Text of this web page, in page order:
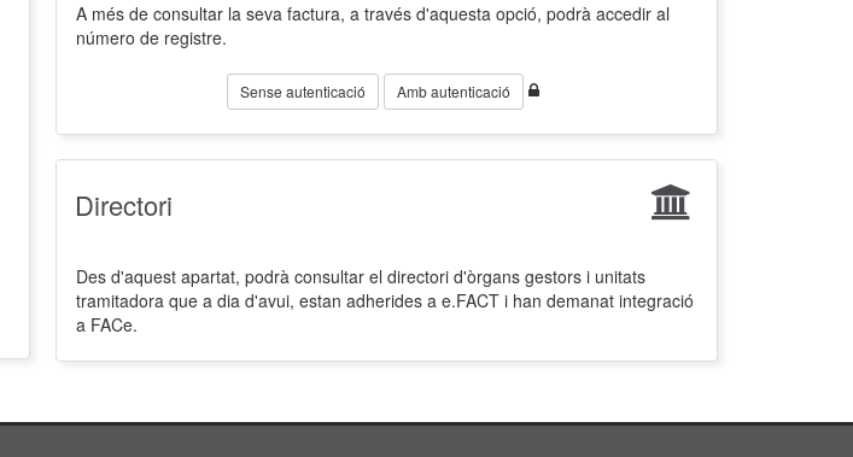
A més de consultar la seva factura, a través d'aquesta opció, podrà accedir al
número de registre.
Sense autenticació Amb autenticació
Directori
Des d'aquest apartat, podrà consultar el directori d'òrgans gestors i unitats
tramitadora que a dia d'avui, estan adherides a e.FACT i han demanat integració
a FACe.